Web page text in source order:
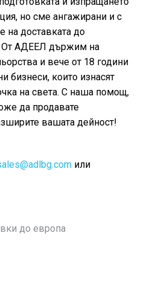
но сме ангажирани и с
на доставката до
От АДЕЕЛ държим на
и вече от 18 години
бизнеси, които изнасят
на света. С наша помощ,
да продавате
вашата дейност!
или